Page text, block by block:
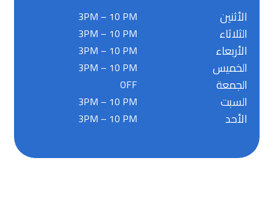
3PM – 10 PM الأثنين
3PM – 10 PM الثلاثاء
3PM – 10 PM الأربعاء
3PM – 10 PM الخميس
OFF الجمعة
3PM – 10 PM السبت
3PM – 10 PM الأحد